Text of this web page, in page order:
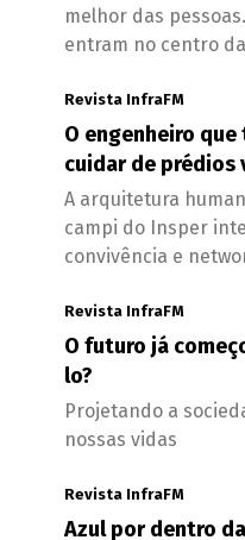
melhor das
entram no centro
Revista InfraFM
O engenheiro
cuidar de prédios
A arquitetura
campi do Insper
convivência e
Revista InfraFM
O futuro já
lo?
Projetando a
nossas vidas
Revista InfraFM
Azul por dentro